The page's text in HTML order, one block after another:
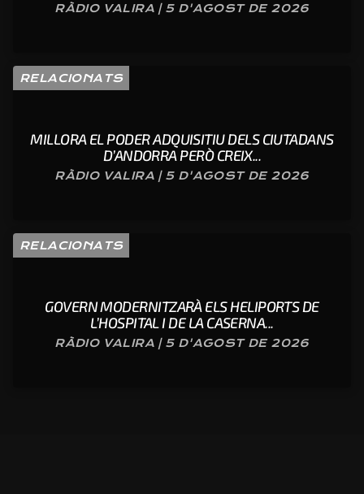
RÀDIO VALIRA | 5 D'AGOST DE 2026
RELACIONATS
MILLORA EL PODER ADQUISITIU DELS CIUTADANS
D’ANDORRA PERÒ CREIX...
RÀDIO VALIRA | 5 D'AGOST DE 2026
RELACIONATS
GOVERN MODERNITZARÀ ELS HELIPORTS DE
L’HOSPITAL I DE LA CASERNA...
RÀDIO VALIRA | 5 D'AGOST DE 2026